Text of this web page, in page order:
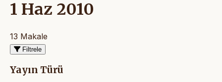
1 Haz 2010
13 Makale
Filtrele
Yayın Türü